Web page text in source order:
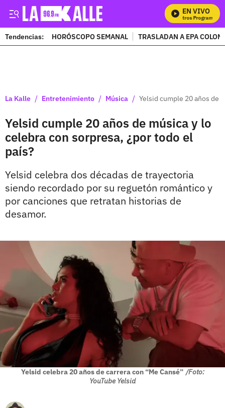
EN VIVO
Tendencias: HORÓSCOPO SEMANAL TRASLADAN A EPA
La Kalle / Entretenimiento / Música / Yelsid cumple 20 años de
Yelsid cumple 20 años de música y lo
celebra con sorpresa, ¿por todo el
país?
Yelsid celebra dos décadas de trayectoria
siendo recordado por su reguetón romántico y
por canciones que retratan historias de
desamor.
Yelsid celebra 20 años de carrera con “Me Cansé” /Foto:
YouTube Yelsid